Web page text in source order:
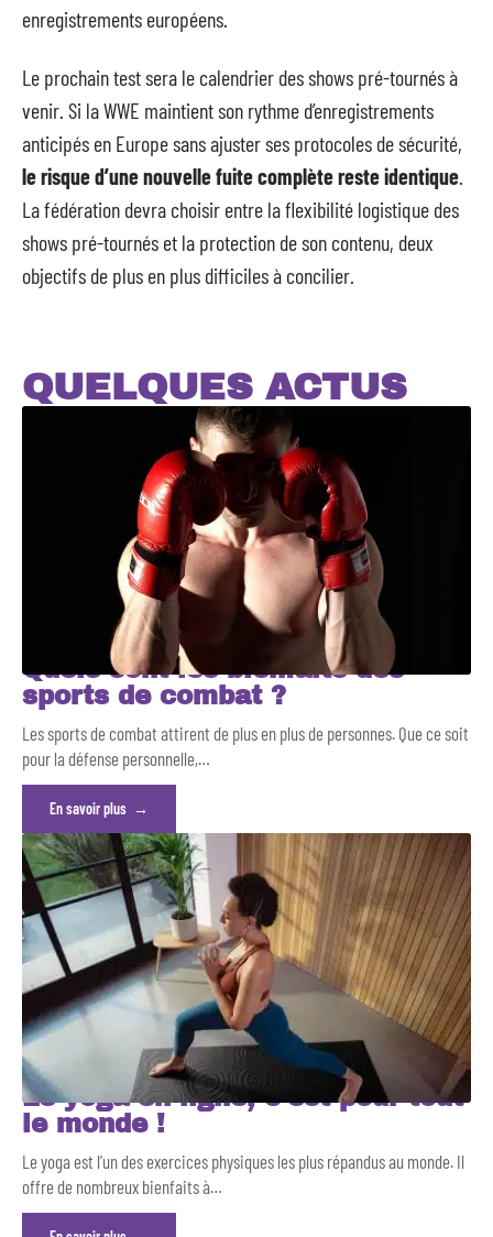
enregistrements européens.
Le prochain test sera le calendrier des shows pré-tournés à
venir. Si la WWE maintient son rythme d’enregistrements
anticipés en Europe sans ajuster ses protocoles de sécurité,
le risque d’une nouvelle fuite complète reste identique
La fédération devra choisir entre la flexibilité logistique des
shows pré-tournés et la protection de son contenu, deux
objectifs de plus en plus difficiles à concilier.
QUELQUES ACTUS
Quels sont les bienfaits des
sports de combat ?
Les sports de combat attirent de plus en plus de personnes. Que ce soit
pour la défense personnelle,…
En savoir plus
Le yoga en ligne, c’est pour tout
le monde !
Le yoga est l’un des exercices physiques les plus répandus au monde. Il
offre de nombreux bienfaits à…